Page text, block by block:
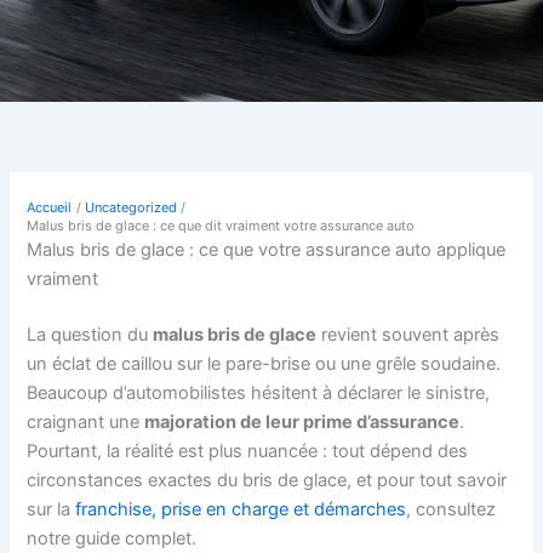
Accueil
Uncategorized
Malus bris de glace : ce que dit vraiment votre assurance auto
Malus bris de glace : ce que votre assurance auto applique
vraiment
La question du malus bris de glace revient souvent après
un éclat de caillou sur le pare-brise ou une grêle soudaine.
Beaucoup d’automobilistes hésitent à déclarer le sinistre,
craignant une majoration de leur prime d’assurance.
Pourtant, la réalité est plus nuancée : tout dépend des
circonstances exactes du bris de glace, et pour tout savoir
sur lafranchise, prise en charge et démarches, consultez
notre guide complet.